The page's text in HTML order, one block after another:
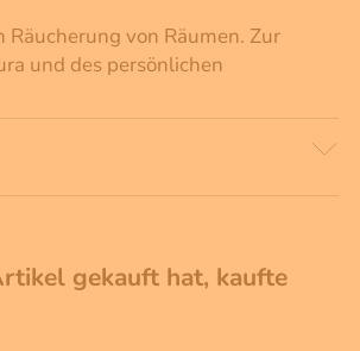
von Räumen. Zur
und des persönlichen
gekauft hat, kaufte